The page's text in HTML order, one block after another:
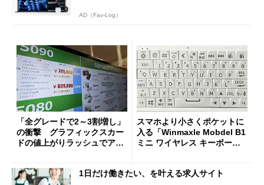
AD（Fav-Log）
「全グレードで2～3割増し」
の衝撃 グラフィックスカー
ドの値上がりラッシュでアキ
スマホより小さくポケットに
入る「Winmaxle Mobdel B1
ミニ ワイヤレス キーボー
1日だけ働きたい、を叶える求人サイト